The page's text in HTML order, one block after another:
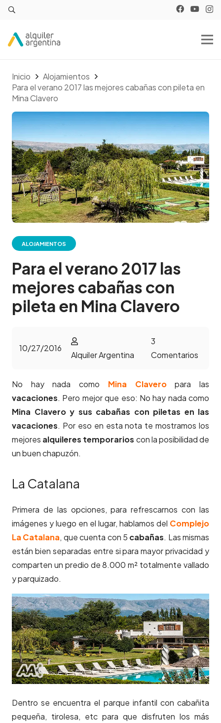
Inicio
Alojamientos
Para el verano 2017 las mejores cabañas con pileta en
Mina Clavero
ALOJAMIENTOS
Para el verano 2017 las
mejores cabañas con
pileta en Mina Clavero
10/27/2016
Alquiler Argentina
3
Comentarios
No hay nada como Mina Claveropara las
vacaciones. Pero mejor que eso: No hay nada como
Mina Clavero y sus cabañas con piletas en las
vacaciones. Por eso en esta nota te mostramos los
mejores alquileres temporarios con la posibilidad de
un buen chapuzón.
La Catalana
Primera de las opciones, para refrescarnos con las
imágenes y luego en el lugar, hablamos del Complejo
La Catalana, que cuenta con 5 cabañas. Las mismas
están bien separadas entre si para mayor privacidad y
comparten un predio de 8.000 m² totalmente vallado
y parquizado.
Dentro se encuentra el parque infantil con cabañita
pequeña, tirolesa, etc para que disfruten los más